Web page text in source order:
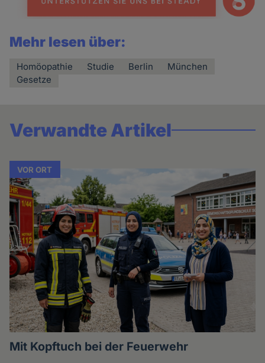
Mehr lesen über:
Homöopathie Studie Berlin
München
Gesetze
Verwandte Artikel
VOR ORT
Mit Kopftuch bei der Feuerwehr